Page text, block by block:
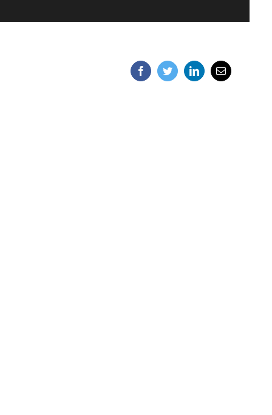
FacebookTwitterLinkedInEmail